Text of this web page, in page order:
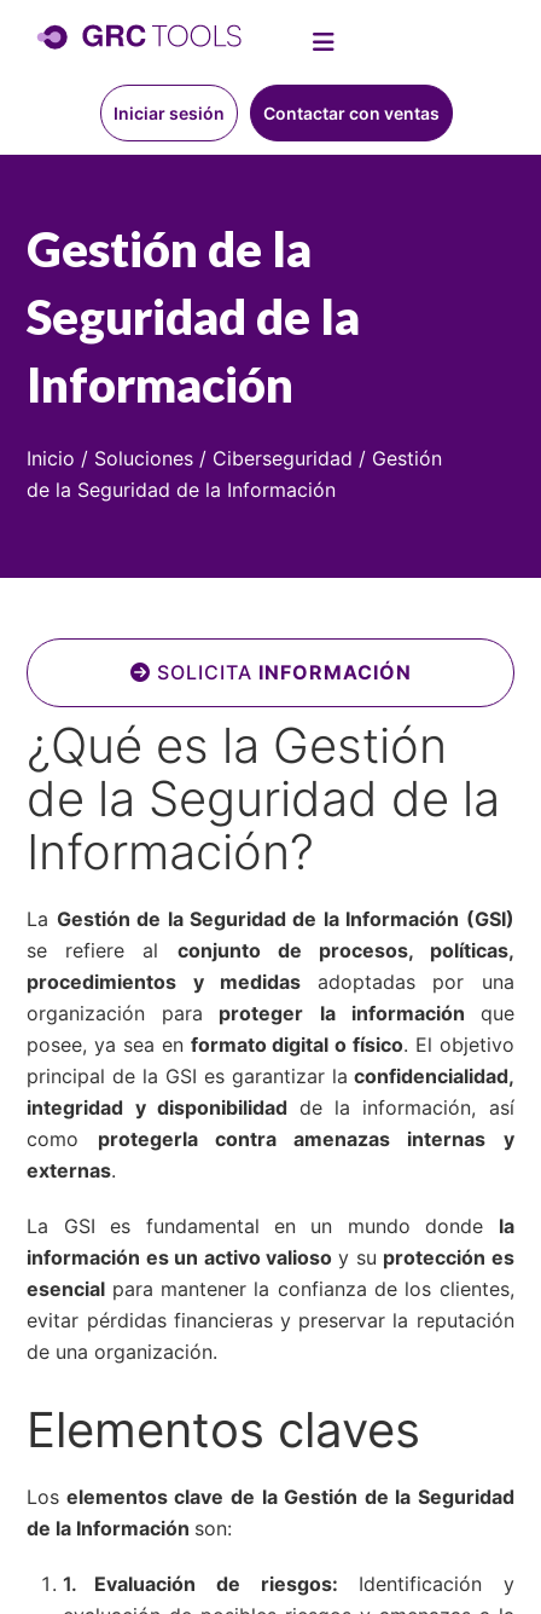
Iniciar sesión Contactar con ventas
Gestión de la
Seguridad de la
Información
Inicio / Soluciones / Ciberseguridad / Gestión
de la Seguridad de la Información
SOLICITA INFORMACIÓN
¿Qué es la Gestión
de la Seguridad de la
Información?
La Gestión de la Seguridad de la Información (GSI)
se refiere al conjunto de procesos, políticas,
procedimientos y medidas adoptadas por una
organización para proteger la información que
posee, ya sea en formato digital o físico. El objetivo
principal de la GSI es garantizar la confidencialidad,
integridad y disponibilidadde la información, así
como protegerla contra amenazas internas y
externas.
La GSI es fundamental en un mundo donde la
información es un activo valioso y su protección es
esencial para mantener la confianza de los clientes,
evitar pérdidas financieras y preservar la reputación
de una organización.
Elementos claves
Los elementos clave de la Gestión de la Seguridad
de la Información son:
Evaluación de riesgos: Identificación y